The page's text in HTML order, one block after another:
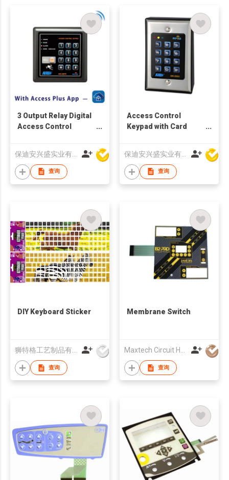
3 Output Relay Digital
Access Control
查询
Access Control
Keypad with Card
查询
DIY Keyboard Sticker
查询
Membrane Switch
查询